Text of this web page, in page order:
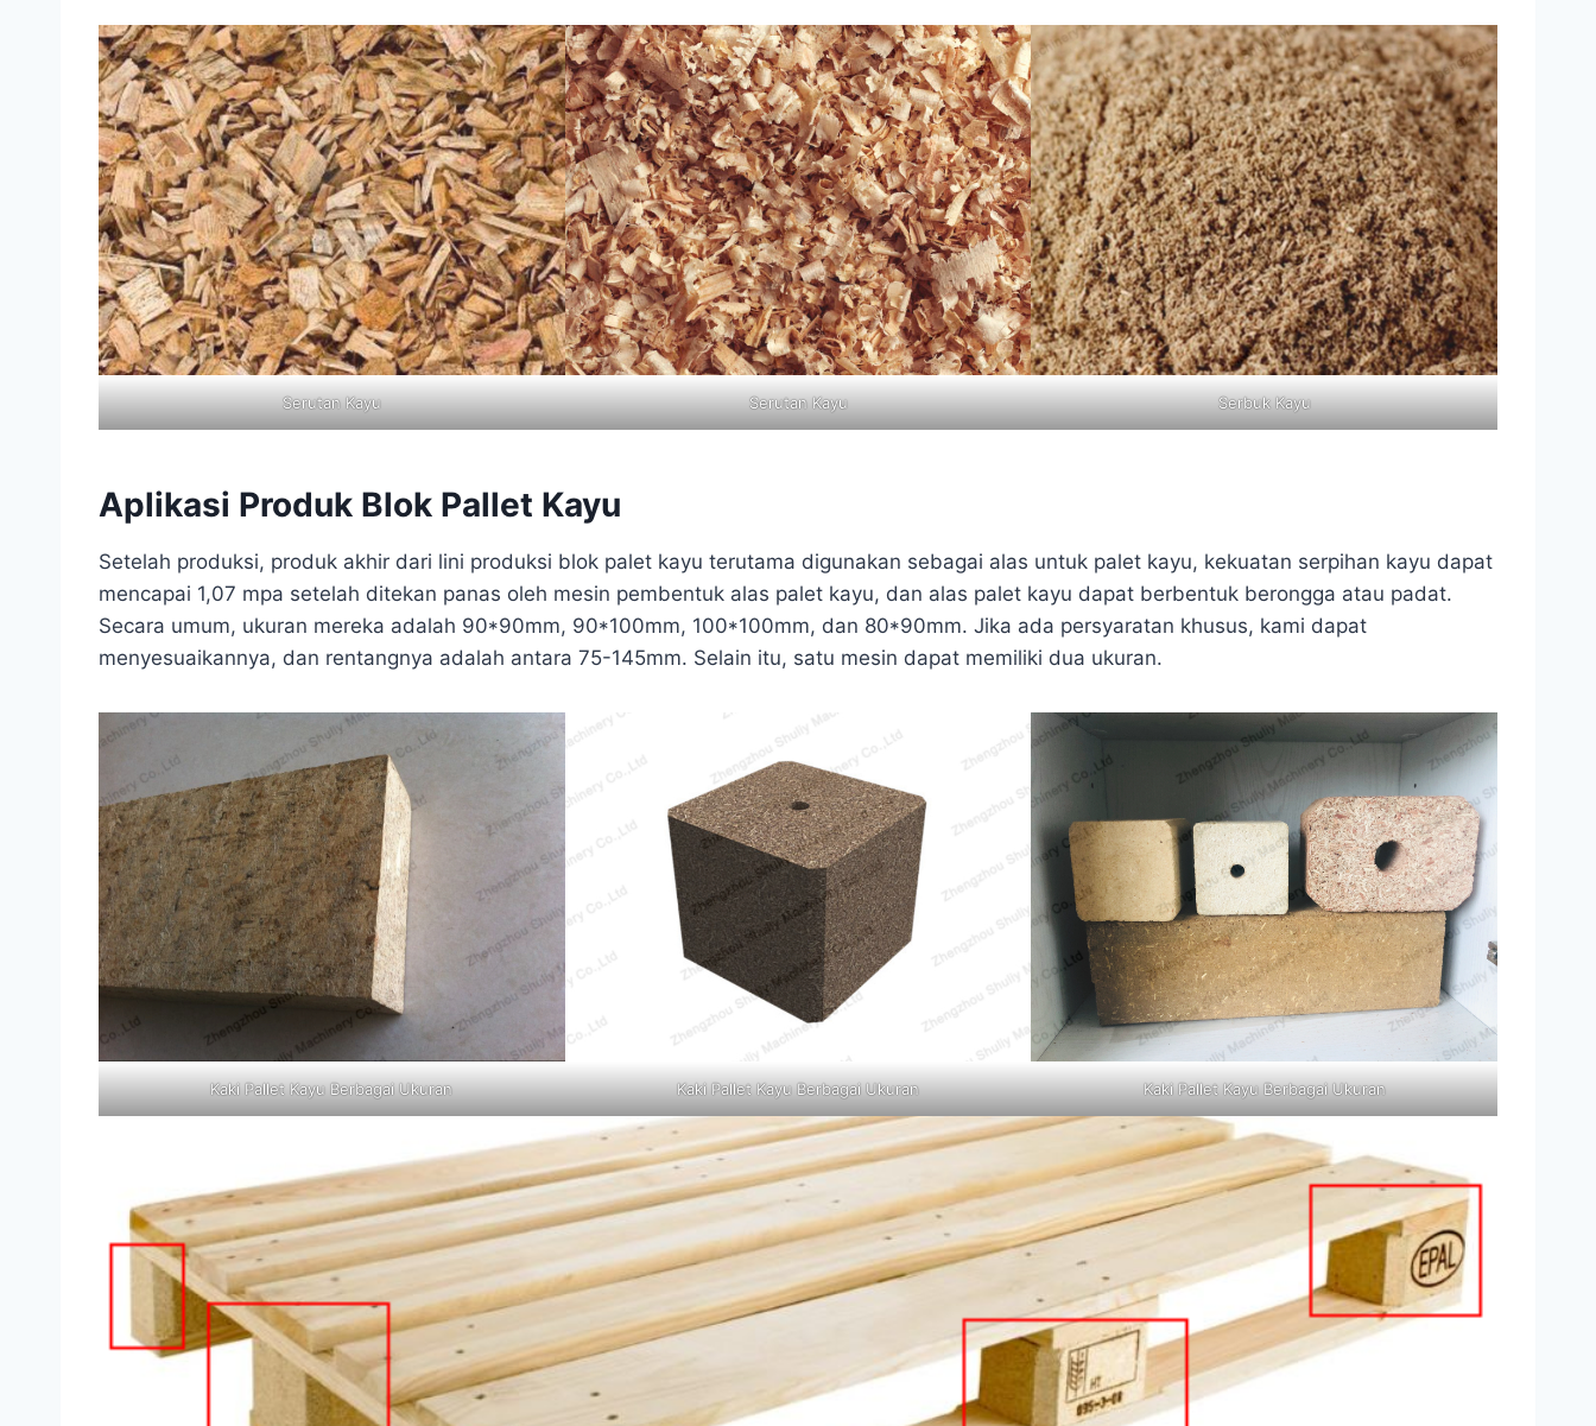
Serutan Kayu Serutan Kayu Serbuk Kayu
Aplikasi Produk Blok Pallet Kayu
Setelah produksi, produk akhir dari lini produksi blok palet kayu terutama digunakan sebagai alas untuk palet kayu, kekuatan serpihan kayu dapat
mencapai 1,07 mpa setelah ditekan panas oleh mesin pembentuk alas palet kayu, dan alas palet kayu dapat berbentuk berongga atau padat.
Secara umum, ukuran mereka adalah 90*90mm, 90*100mm, 100*100mm, dan 80*90mm. Jika ada persyaratan khusus, kami dapat
menyesuaikannya, dan rentangnya adalah antara 75-145mm. Selain itu, satu mesin dapat memiliki dua ukuran.
Kaki Pallet Kayu Berbagai Ukuran Kaki Pallet Kayu Berbagai Ukuran Kaki Pallet Kayu Berbagai Ukuran